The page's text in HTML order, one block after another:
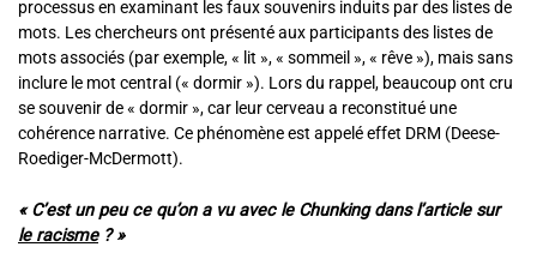
processus en examinant les faux souvenirs induits par des listes de
mots. Les chercheurs ont présenté aux participants des listes de
mots associés (par exemple, « lit », « sommeil », « rêve »), mais sans
inclure le mot central (« dormir »). Lors du rappel, beaucoup ont cru
se souvenir de « dormir », car leur cerveau a reconstitué une
cohérence narrative. Ce phénomène est appelé effet DRM (Deese-
Roediger-McDermott).
« C’est un peu ce qu’on a vu avec le Chunking dans l’article sur
le racisme? »